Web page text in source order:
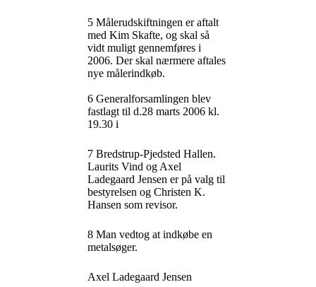
5 Målerudskiftningen er aftalt
med Kim Skafte, og skal så
vidt muligt gennemføres i
2006. Der skal nærmere aftales
nye målerindkøb.
6 Generalforsamlingen blev
fastlagt til d.28 marts 2006 kl.
19.30 i
7 Bredstrup-Pjedsted Hallen.
Laurits Vind og Axel
Ladegaard Jensen er på valg til
bestyrelsen og Christen K.
Hansen som revisor.
8 Man vedtog at indkøbe en
metalsøger.
Axel Ladegaard Jensen